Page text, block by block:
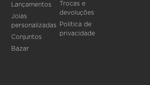
Lançamentos
Joias
personalizadas
Conjuntos
Bazar
Trocas e
devoluções
Política de
privacidade